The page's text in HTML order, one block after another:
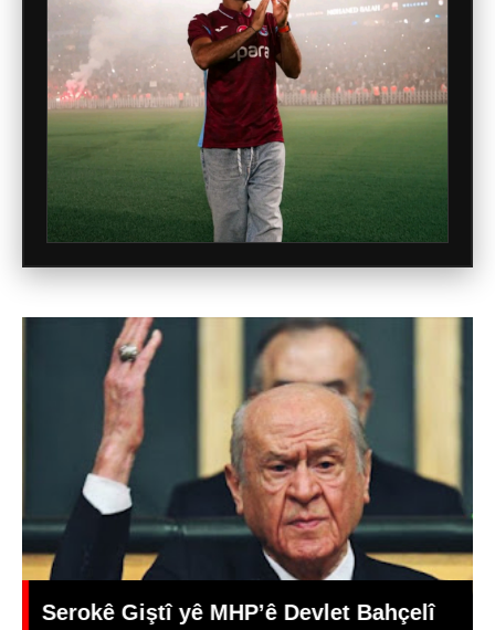
Serokê Giştî yê MHP’ê Devlet Bahçelî